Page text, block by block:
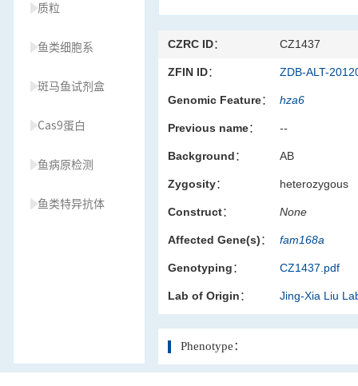
质粒
鱼类细胞系
斑马鱼试剂盒
Cas9蛋白
鱼病原检测
鱼类特异抗体
CZRC ID： CZ1437
ZFIN ID： ZDB-ALT-
Genomic Feature： hza6
Previous name： --
Background： AB
Zygosity： heterozygous
Construct： None
Affected Gene(s)： fam168a
Genotyping： CZ1437.pdf
Lab of Origin： Jing-Xia Liu
Phenotype：